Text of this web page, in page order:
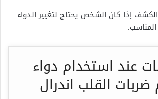
إذا كان الشخص يحتاج لتغيير الدواء
المناسب.
عند استخدام دواء
القلب اندرال